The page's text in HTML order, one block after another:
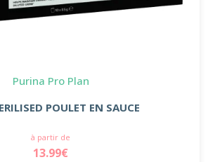
Purina Pro Plan
POULET EN SAUCE
à partir de
13.99€